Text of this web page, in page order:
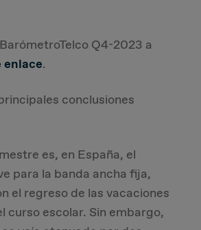
Q4-2023 a
enlace.
conclusiones
es, en España, el
para la banda ancha fija,
el regreso de las vacaciones
curso escolar. Sin embargo,